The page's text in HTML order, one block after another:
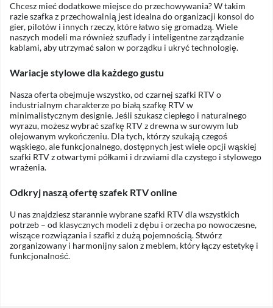
Chcesz mieć dodatkowe miejsce do przechowywania? W takim
razie szafka z przechowalnią jest idealna do organizacji konsol do
gier, pilotów i innych rzeczy, które łatwo się gromadzą. Wiele
naszych modeli ma również szuflady i inteligentne zarządzanie
kablami, aby utrzymać salon w porządku i ukryć technologię.
Wariacje stylowe dla każdego gustu
Nasza oferta obejmuje wszystko, od czarnej szafki RTV o
industrialnym charakterze po białą szafkę RTV w
minimalistycznym designie. Jeśli szukasz ciepłego i naturalnego
wyrazu, możesz wybrać szafkę RTV z drewna w surowym lub
olejowanym wykończeniu. Dla tych, którzy szukają czegoś
wąskiego, ale funkcjonalnego, dostępnych jest wiele opcji wąskiej
szafki RTV z otwartymi półkami i drzwiami dla czystego i stylowego
wrażenia.
Odkryj naszą ofertę szafek RTV online
U nas znajdziesz starannie wybrane szafki RTV dla wszystkich
potrzeb – od klasycznych modeli z dębu i orzecha po nowoczesne,
wiszące rozwiązania i szafki z dużą pojemnością. Stwórz
zorganizowany i harmonijny salon z meblem, który łączy estetykę i
funkcjonalność.